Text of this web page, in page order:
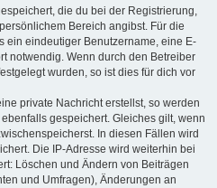
die du bei der Registrierung,
Bereich angibst. Für die
ein eindeutiger Benutzername, eine E-
notwendig. Wenn durch den Betreiber
wurden, so ist dies für dich vor
private Nachricht erstellst, so werden
gespeichert. Gleiches gilt, wenn
In diesen Fällen wird
Die IP-Adresse wird weiterhin bei
Löschen und Ändern von Beiträgen
und Umfragen), Änderungen an